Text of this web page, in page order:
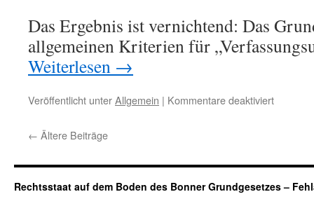
Das Ergebnis ist vernichtend: Das
allgemeinen Kriterien für
Weiterlesen →
Veröffentlicht unterAllgemein | Kommentare deaktiviertfür
Eine
← Ältere Beiträge
Rechtsstaat auf dem Boden des Bonner Grundgesetzes –